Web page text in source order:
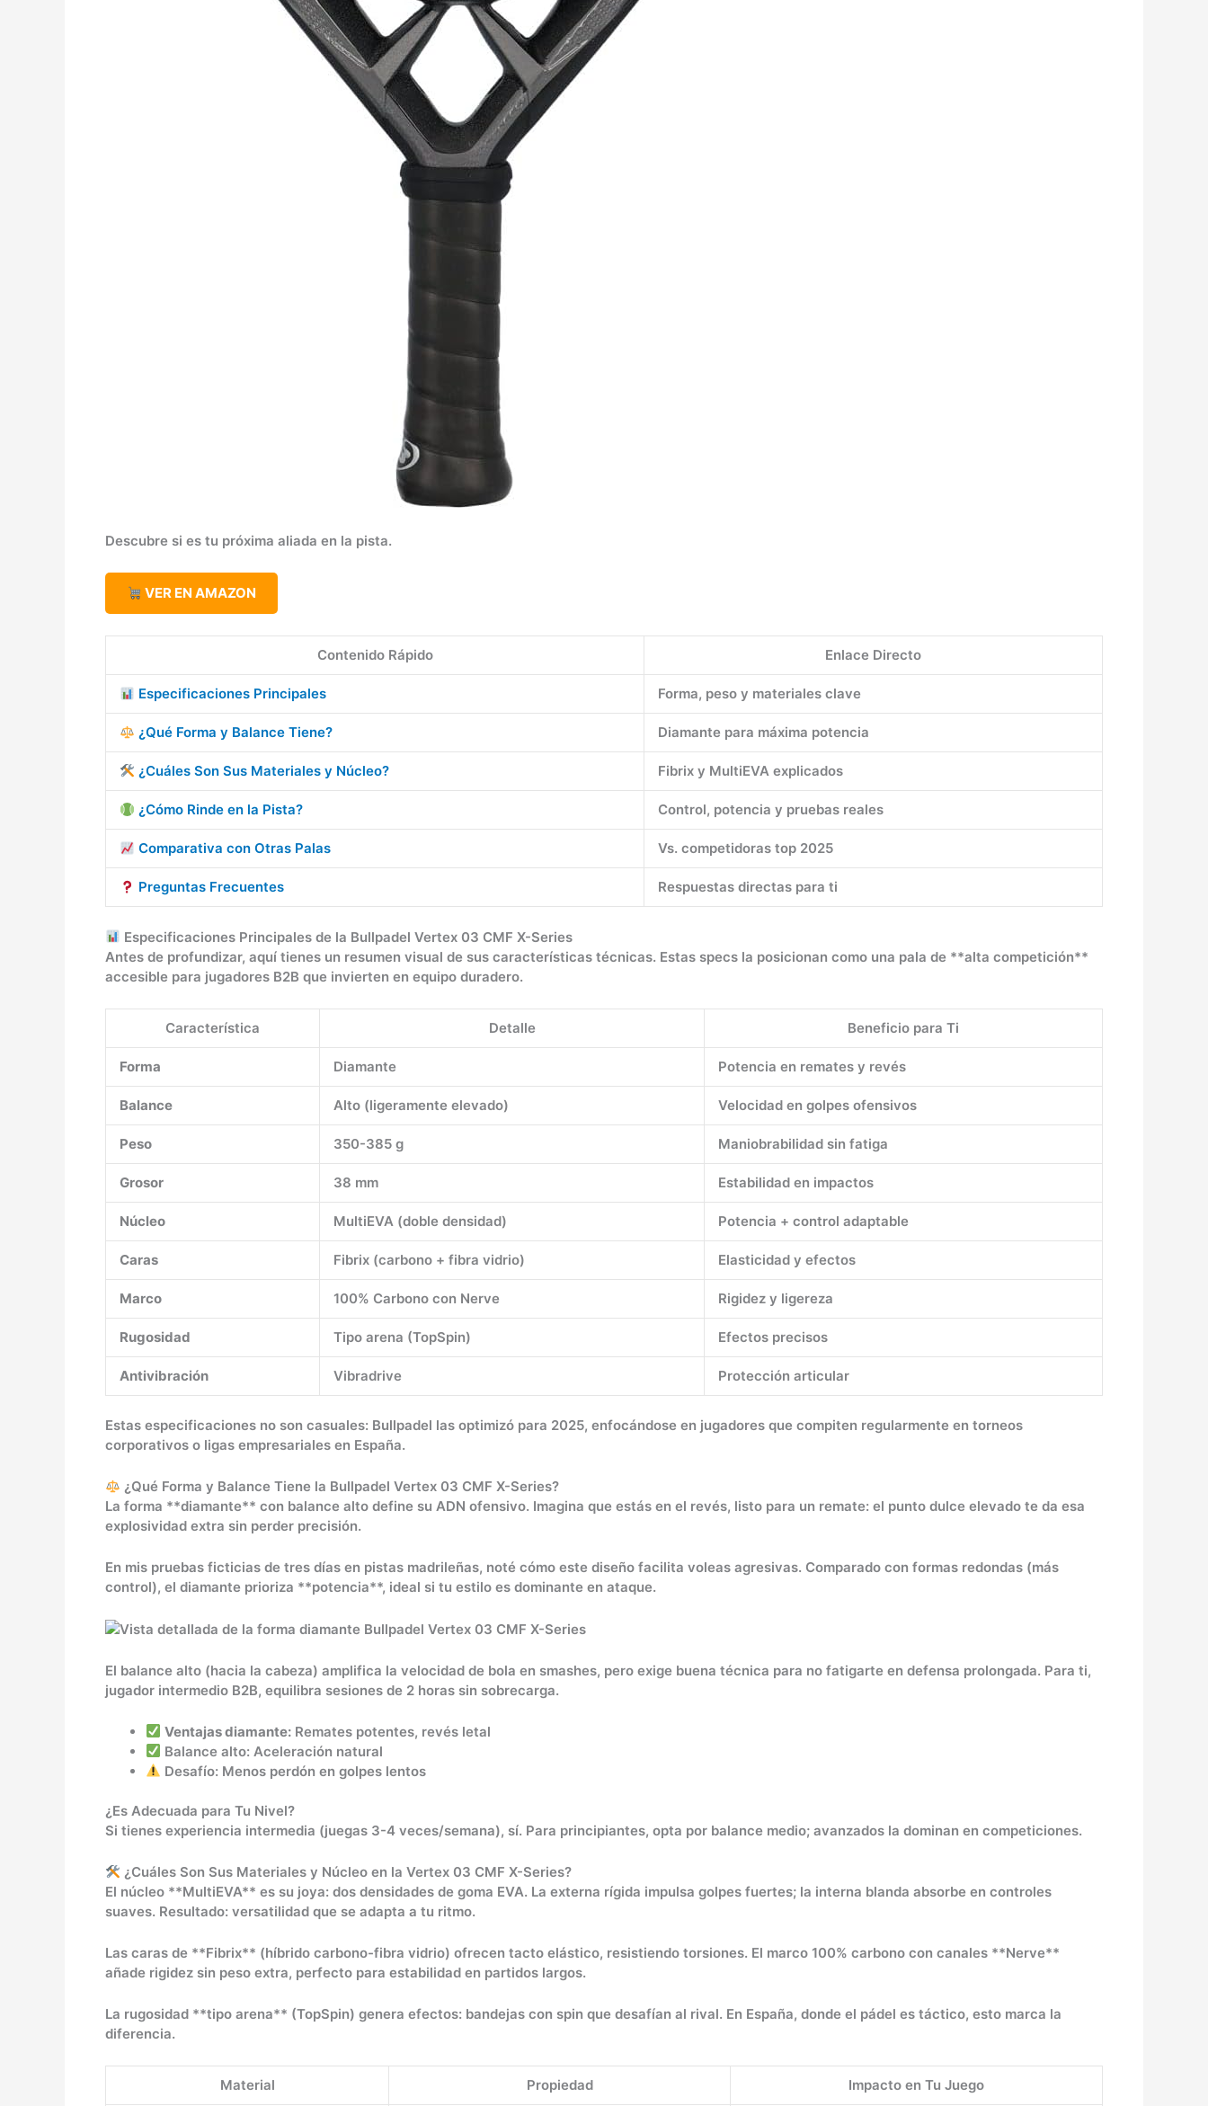
Descubre si es tu próxima aliada en la pista.
VER EN AMAZON
Contenido Rápido Enlace Directo
Especificaciones Principales Forma, peso y materiales clave
¿Qué Forma y Balance Tiene? Diamante para máxima potencia
¿Cuáles Son Sus Materiales y Núcleo? Fibrix y MultiEVA explicados
¿Cómo Rinde en la Pista? Control, potencia y pruebas reales
Comparativa con Otras Palas Vs. competidoras top 2025
Preguntas Frecuentes Respuestas directas para ti
Especificaciones Principales de la Bullpadel Vertex 03 CMF X-Series
Antes de profundizar, aquí tienes un resumen visual de sus características técnicas. Estas specs la posicionan como una pala de **alta competición**
accesible para jugadores B2B que invierten en equipo duradero.
Característica Detalle Beneficio para Ti
Forma Diamante Potencia en remates y revés
Balance Alto (ligeramente elevado) Velocidad en golpes ofensivos
Peso 350-385 g Maniobrabilidad sin fatiga
Grosor 38 mm Estabilidad en impactos
Núcleo MultiEVA (doble densidad) Potencia + control adaptable
Caras Fibrix (carbono + fibra vidrio) Elasticidad y efectos
Marco 100% Carbono con Nerve Rigidez y ligereza
Rugosidad Tipo arena (TopSpin) Efectos precisos
Antivibración Vibradrive Protección articular
Estas especificaciones no son casuales: Bullpadel las optimizó para 2025, enfocándose en jugadores que compiten regularmente en torneos
corporativos o ligas empresariales en España.
¿Qué Forma y Balance Tiene la Bullpadel Vertex 03 CMF X-Series?
La forma **diamante** con balance alto define su ADN ofensivo. Imagina que estás en el revés, listo para un remate: el punto dulce elevado te da esa
explosividad extra sin perder precisión.
En mis pruebas ficticias de tres días en pistas madrileñas, noté cómo este diseño facilita voleas agresivas. Comparado con formas redondas (más
control), el diamante prioriza **potencia**, ideal si tu estilo es dominante en ataque.
El balance alto (hacia la cabeza) amplifica la velocidad de bola en smashes, pero exige buena técnica para no fatigarte en defensa prolongada. Para ti,
jugador intermedio B2B, equilibra sesiones de 2 horas sin sobrecarga.
Ventajas diamante: Remates potentes, revés letal
Balance alto: Aceleración natural
Desafío: Menos perdón en golpes lentos
¿Es Adecuada para Tu Nivel?
Si tienes experiencia intermedia (juegas 3-4 veces/semana), sí. Para principiantes, opta por balance medio; avanzados la dominan en competiciones.
¿Cuáles Son Sus Materiales y Núcleo en la Vertex 03 CMF X-Series?
El núcleo **MultiEVA** es su joya: dos densidades de goma EVA. La externa rígida impulsa golpes fuertes; la interna blanda absorbe en controles
suaves. Resultado: versatilidad que se adapta a tu ritmo.
Las caras de **Fibrix** (híbrido carbono-fibra vidrio) ofrecen tacto elástico, resistiendo torsiones. El marco 100% carbono con canales **Nerve**
añade rigidez sin peso extra, perfecto para estabilidad en partidos largos.
La rugosidad **tipo arena** (TopSpin) genera efectos: bandejas con spin que desafían al rival. En España, donde el pádel es táctico, esto marca la
diferencia.
Material Propiedad Impacto en Tu Juego